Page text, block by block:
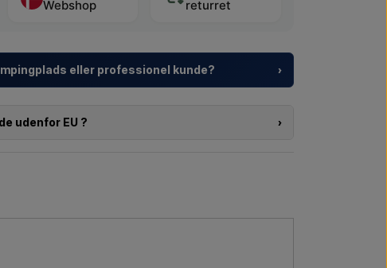
Webshop
returret
eller professionel kunde?
›
udenfor EU ?
›